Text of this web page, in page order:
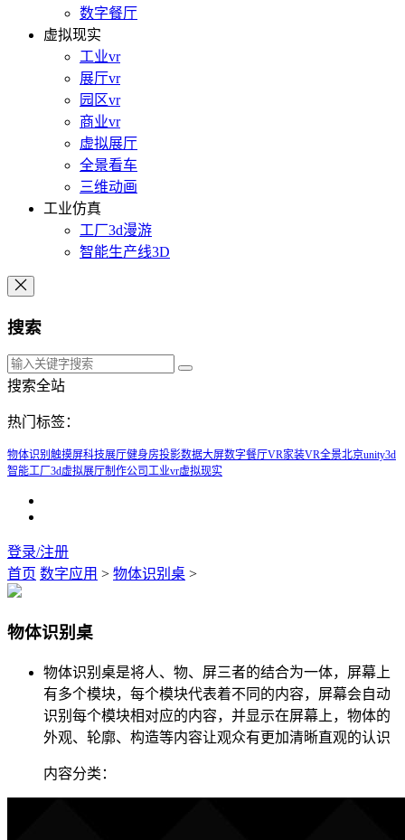
数字餐厅
虚拟现实
工业vr
展厅vr
园区vr
商业vr
虚拟展厅
全景看车
三维动画
工业仿真
工厂3d漫游
智能生产线3D
搜索
搜索全站
热门标签：
物体识别触摸屏科技展厅健身房投影数据大屏数字餐厅VR家装VR全景北京unity3d
智能工厂 3d虚拟展厅制作公司 工业vr虚拟现实
登录/注册
首页 数字应用 > 物体识别桌 >
物体识别桌
物体识别桌是将人、物、屏三者的结合为一体，屏幕上
有多个模块，每个模块代表着不同的内容，屏幕会自动
识别每个模块相对应的内容，并显示在屏幕上，物体的
外观、轮廓、构造等内容让观众有更加清晰直观的认识
内容分类：